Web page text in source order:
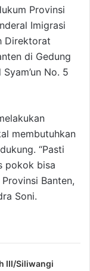
Provinsi
Imigrasi
Direktorat
di Gedung
No. 5
membutuhkan
“Pasti
pokok bisa
Banten,
Soni.
III/Siliwangi